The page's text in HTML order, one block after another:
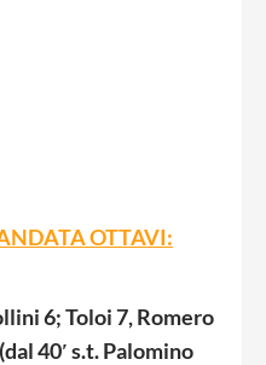
OTTAVI:
6; Toloi 7, Romero
40′ s.t. Palomino